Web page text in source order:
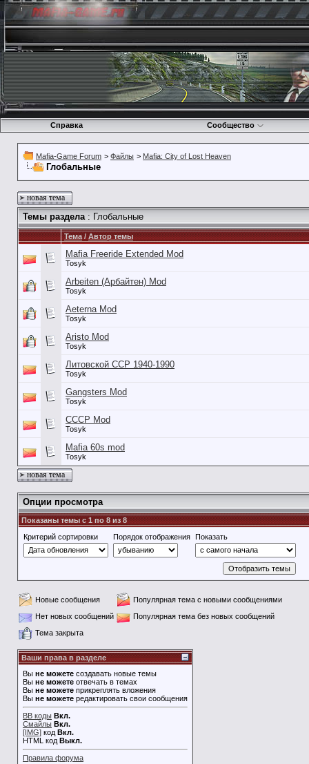
Справка Сообщество
Mafia-Game Forum > Файлы > Mafia: City of Lost Heaven
Глобальные
новая тема
Темы раздела: Глобальные
Тема/Автор темы
Mafia Freeride Extended Mod
Tosyk
Arbeiten (Арбайтен) Mod
Tosyk
Aeterna Mod
Tosyk
Aristo Mod
Tosyk
Литовской ССР 1940-1990
Tosyk
Gangsters Mod
Tosyk
СССР Mod
Tosyk
Mafia 60s mod
Tosyk
новая тема
Опции просмотра
Показаны темы с 1 по 8 из 8
Критерий сортировки
Порядок отображения Показать
Новые сообщения
Популярная тема с новыми сообщениями
Нет новых сообщений
Популярная тема без новых сообщений
Тема закрыта
Ваши права в разделе
Вы не можете создавать новые темы
Вы не можете отвечать в темах
Вы не можете прикреплять вложения
Вы не можете редактировать свои сообщения
BB коды Вкл.
Смайлы Вкл.
[IMG] код Вкл.
HTML код Выкл.
Правила форума